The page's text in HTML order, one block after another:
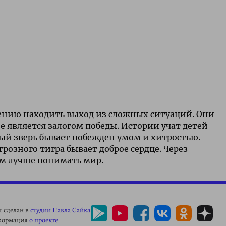
находить выход из сложных ситуаций. Они
залогом победы. Истории учат детей
зверь бывает побежден умом и хитростью.
тигра бывает доброе сердце. Через
лучше понимать мир.
сделан встудии Павла Сайка
о проекте